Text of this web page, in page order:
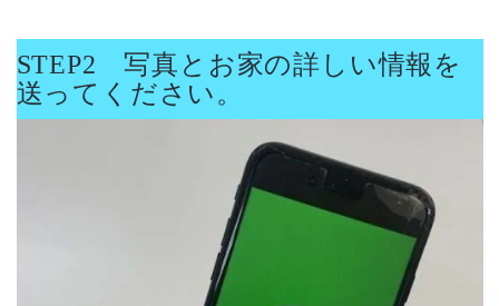
STEP2 写真とお家の詳しい情報を
送ってください。